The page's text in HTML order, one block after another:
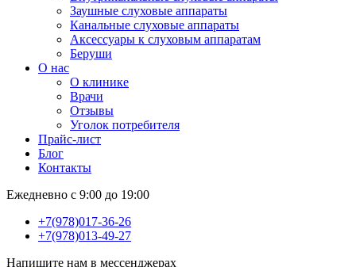
Заушные слуховые аппараты
Канальные слуховые аппараты
Аксессуары к слуховым аппаратам
Беруши
О нас
О клинике
Врачи
Отзывы
Уголок потребителя
Прайс-лист
Блог
Контакты
Ежедневно с 9:00 до 19:00
+7(978)017-36-26
+7(978)013-49-27
Напишите нам в мессенджерах